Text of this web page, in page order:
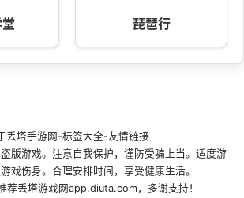
琵琶行
丢塔手游网 -标签大全-友情链接
版游戏。注意自我保护，谨防受骗上当。适度游
戏伤身。合理安排时间，享受健康生活。
荐丢塔游戏网app.diuta.com，多谢支持！